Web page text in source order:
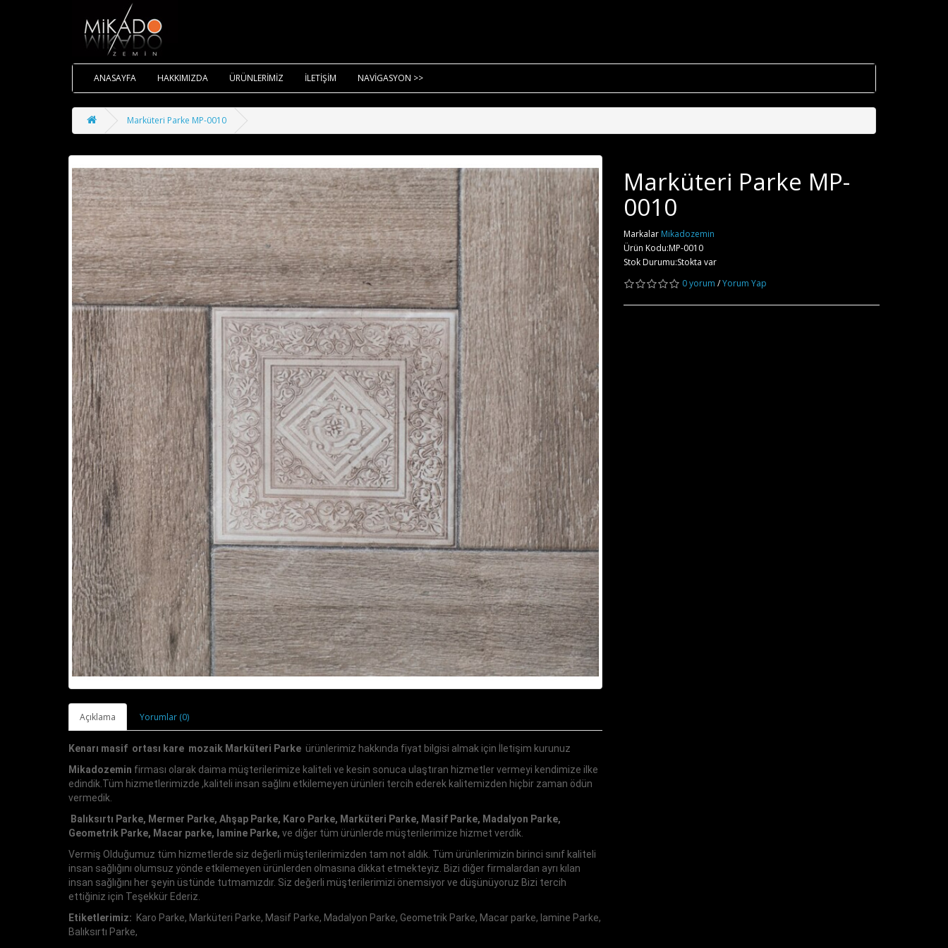
ANASAYFA HAKKIMIZDA ÜRÜNLERİMİZ İLETİŞİM NAVİGASYON >>
Marküteri Parke MP-0010
Açıklama Yorumlar (0)
Kenarı masif ortası kare mozaik Marküteri Parke ürünlerimiz hakkında fiyat bilgisi almak için İletişim kurunuz
Mikadozemin firması olarak daima müşterilerimize kaliteli ve kesin sonuca ulaştıran hizmetler vermeyi kendimize ilke
edindik.Tüm hizmetlerimizde ,kaliteli insan sağlını etkilemeyen ürünleri tercih ederek kalitemizden hiçbir zaman ödün
vermedik.
Balıksırtı Parke, Mermer Parke, Ahşap Parke, Karo Parke, Marküteri Parke, Masif Parke, Madalyon Parke,
Geometrik Parke, Macar parke, lamine Parke, ve diğer tüm ürünlerde müşterilerimize hizmet verdik.
Vermiş Olduğumuz tüm hizmetlerde siz değerli müşterilerimizden tam not aldık. Tüm ürünlerimizin birinci sınıf kaliteli
insan sağlığını olumsuz yönde etkilemeyen ürünlerden olmasına dikkat etmekteyiz. Bizi diğer firmalardan ayrı kılan
insan sağlığını her şeyin üstünde tutmamızdır. Siz değerli müşterilerimizi önemsiyor ve düşünüyoruz Bizi tercih
ettiğiniz için Teşekkür Ederiz.
Etiketlerimiz: Karo Parke, Marküteri Parke, Masif Parke, Madalyon Parke, Geometrik Parke, Macar parke, lamine Parke,
Balıksırtı Parke,
Marküteri Parke MP-
0010
Markalar Mikadozemin
Ürün Kodu:MP-0010
Stok Durumu:Stokta var
0 yorum /Yorum Yap